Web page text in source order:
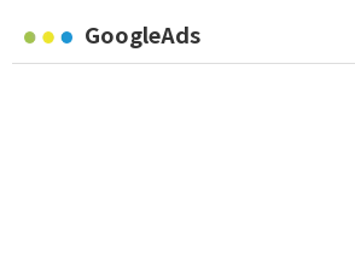
GoogleAds